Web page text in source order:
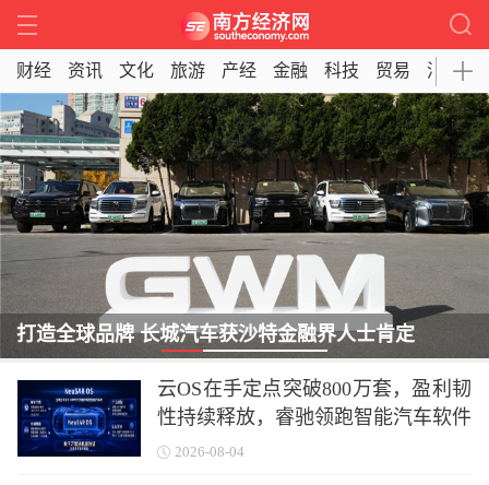
财经 资讯 文化 旅游 产经 金融 科技 贸易 消费
打造全球品牌 长城汽车获沙特金融界人士肯定
云OS在手定点突破800万套，盈利韧
性持续释放，睿驰领跑智能汽车软件
增长新周期
2026-08-04